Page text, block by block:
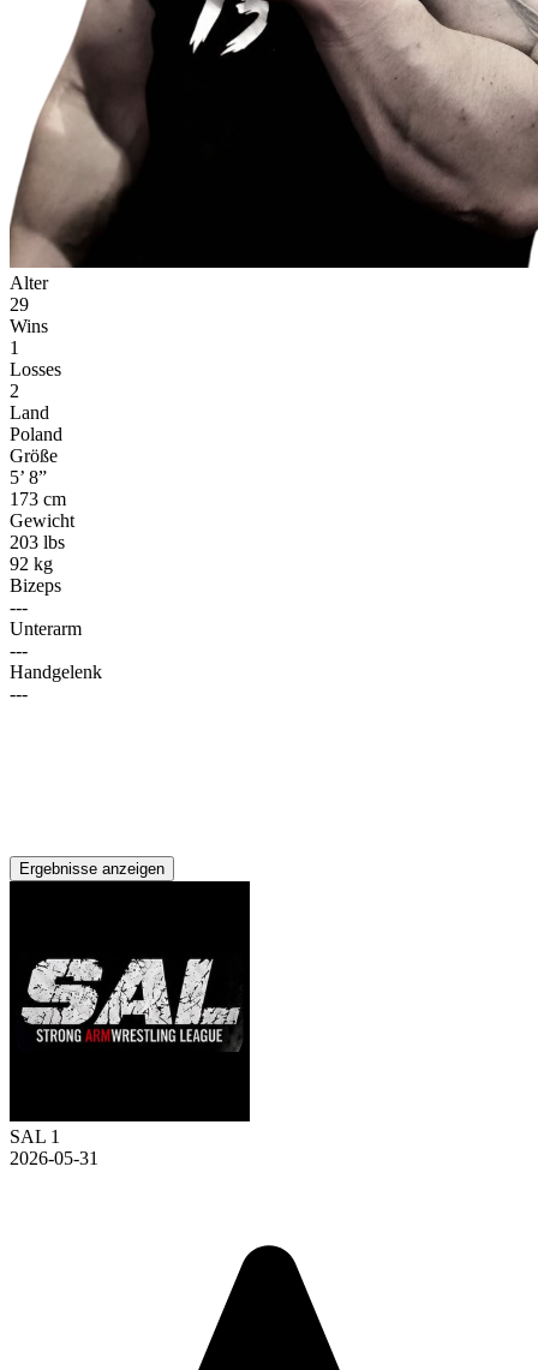
Alter
29
Wins
1
Losses
2
Land
Poland
Größe
5’ 8”
173 cm
Gewicht
203 lbs
92 kg
Bizeps
---
Unterarm
---
Handgelenk
---
Ergebnisse anzeigen
SAL 1
2026-05-31